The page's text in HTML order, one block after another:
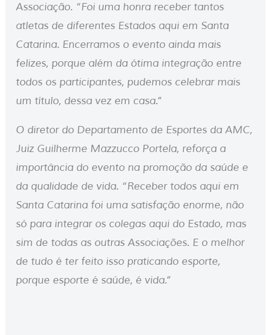
Associação. “Foi uma honra receber tantos
atletas de diferentes Estados aqui em Santa
Catarina. Encerramos o evento ainda mais
felizes, porque além da ótima integração entre
todos os participantes, pudemos celebrar mais
um título, dessa vez em casa.”
O diretor do Departamento de Esportes da AMC,
Juiz Guilherme Mazzucco Portela, reforça a
importância do evento na promoção da saúde e
da qualidade de vida. “Receber todos aqui em
Santa Catarina foi uma satisfação enorme, não
só para integrar os colegas aqui do Estado, mas
sim de todas as outras Associações. E o melhor
de tudo é ter feito isso praticando esporte,
porque esporte é saúde, é vida.”